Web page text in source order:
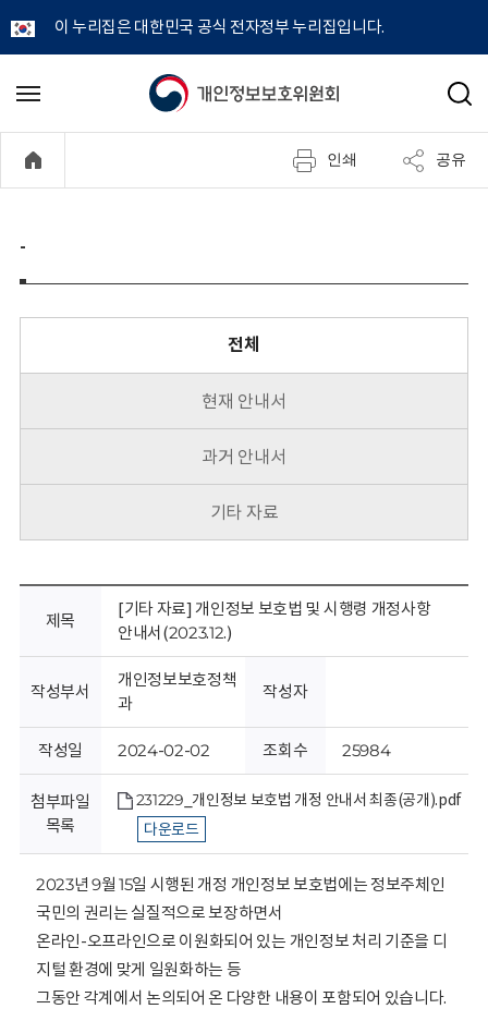
이 누리집은 대한민국 공식 전자정부 누리집입니다.
개
정
보
원
회
메
기
검
인쇄 공유
-
전체
현재 안내서
과거 안내서
기타 자료
제목
[기타 자료] 개인정보 보호법 및 시행령 개정사항
안내서(2023.12.)
작성부서
개인정보보호정책
과
작성자
작성일 2024-02-02 조회수 25984
첨부파일
목록
231229_개인정보 보호법 개정 안내서 최종(공개).pdf
다운로드
2023년 9월 15일 시행된 개정 개인정보 보호법에는 정보주체인
국민의 권리는 실질적으로 보장하면서
온라인-오프라인으로 이원화되어 있는 개인정보 처리 기준을 디
지털 환경에 맞게 일원화하는 등
그동안 각계에서 논의되어 온 다양한 내용이 포함되어 있습니다.